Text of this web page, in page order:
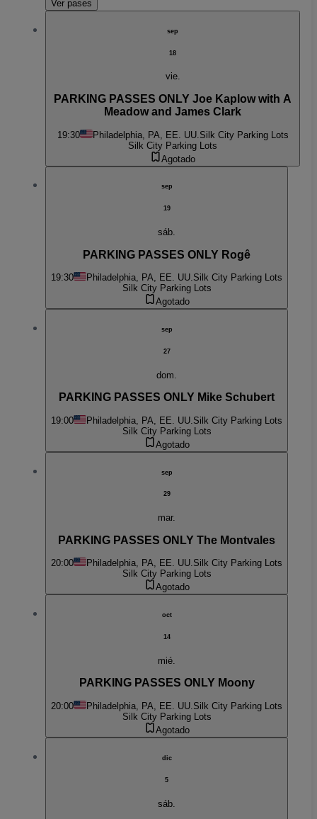
Ver pases
sep
18
vie.
PARKING PASSES ONLY Joe Kaplow with A
Meadow and James Clark
19:30 Philadelphia, PA, EE. UU. Silk City Parking Lots
Silk City Parking Lots
Agotado
sep
19
sáb.
PARKING PASSES ONLY Rogê
19:30 Philadelphia, PA, EE. UU.Silk City Parking Lots
Silk City Parking Lots
Agotado
sep
27
dom.
PARKING PASSES ONLY Mike Schubert
19:00 Philadelphia, PA, EE. UU. Silk City Parking Lots
Silk City Parking Lots
Agotado
sep
29
mar.
PARKING PASSES ONLY The Montvales
20:00 Philadelphia, PA, EE. UU.Silk City Parking Lots
Silk City Parking Lots
Agotado
oct
14
mié.
PARKING PASSES ONLY Moony
20:00 Philadelphia, PA, EE. UU.Silk City Parking Lots
Silk City Parking Lots
Agotado
dic
5
sáb.